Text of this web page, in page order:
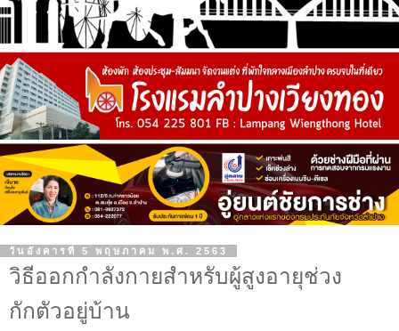
วันอังคารที่ 5 พฤษภาคม พ.ศ. 2563
วิธีออกกำลังกายสำหรับผู้สูงอายุช่วง
กักตัวอยู่บ้าน